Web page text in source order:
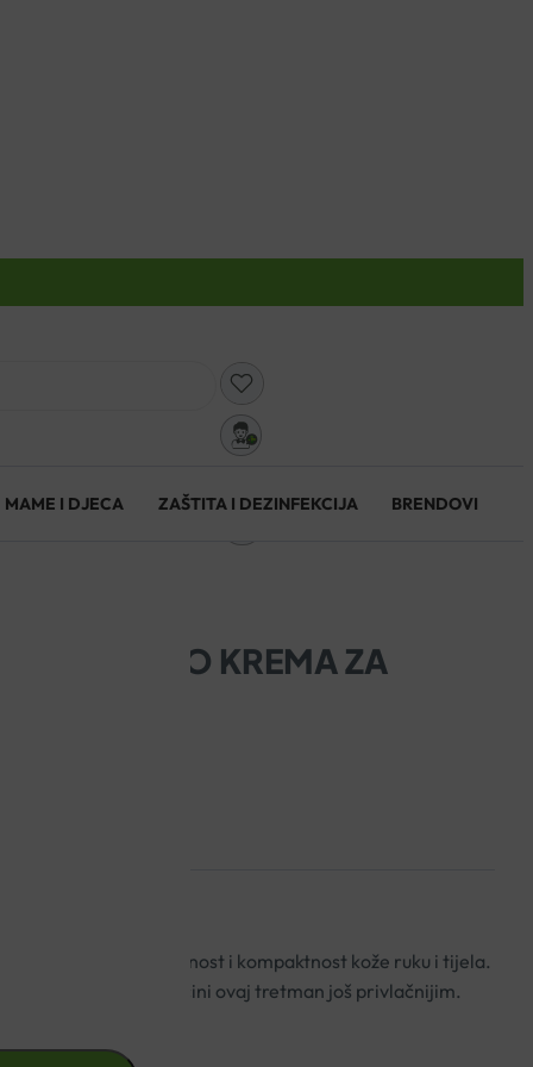
MAME I DJECA ZAŠTITA I DEZINFEKCIJA BRENDOVI
KREMA ZA
ljepotu, elastičnost i kompaktnost kože ruku i tijela.
i voćnih nota čini ovaj tretman još privlačnijim.